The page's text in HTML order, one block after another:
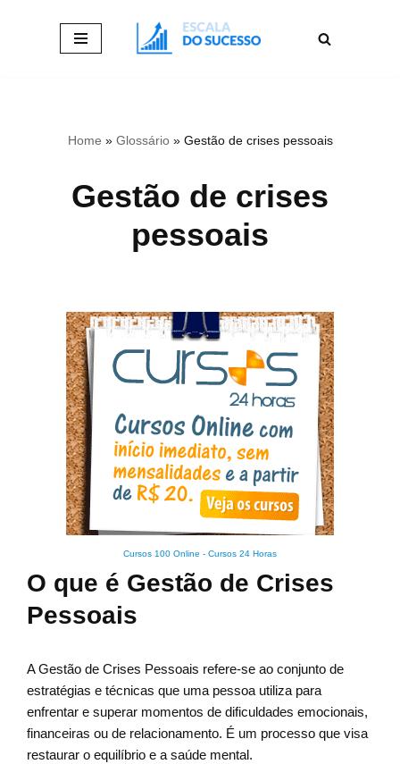
Home » Glossário» Gestão de crises pessoais
Gestão de crises
pessoais
Cursos 100 Online - Cursos 24 Horas
O que é Gestão de Crises
Pessoais
A Gestão de Crises Pessoais refere-se ao conjunto de
estratégias e técnicas que uma pessoa utiliza para
enfrentar e superar momentos de dificuldades emocionais,
financeiras ou de relacionamento. É um processo que visa
restaurar o equilíbrio e a saúde mental.